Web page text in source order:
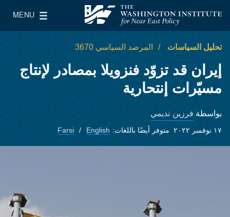
معهد واشنطن لسياسات الشرق الأدنى
MENU
Main Menu
تحليل السياسات المرصد السياسي 3670
إيران قد تزوّد فنزويلا بمصادر لإنتاج
مسيّرات إنتحارية
بواسطة فرزين نديمي
١٧ نوفمبر ٢٠٢٢ متوفر أيضًا باللغات: English
Farsi